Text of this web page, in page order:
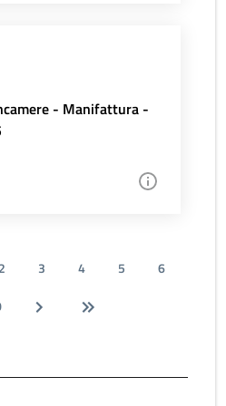
- Manifattura -
2 3 4 5
6